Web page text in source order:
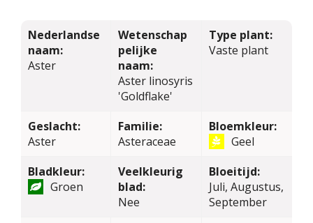
Nederlandse
naam:
Aster
Wetenschap
pelijke
naam:
Aster linosyris
'Goldflake'
Type plant:
Vaste plant
Geslacht:
Aster
Familie:
Asteraceae
Bloemkleur:
Geel
Bladkleur:
Groen
Veelkleurig
blad:
Nee
Bloeitijd:
Juli, Augustus,
September